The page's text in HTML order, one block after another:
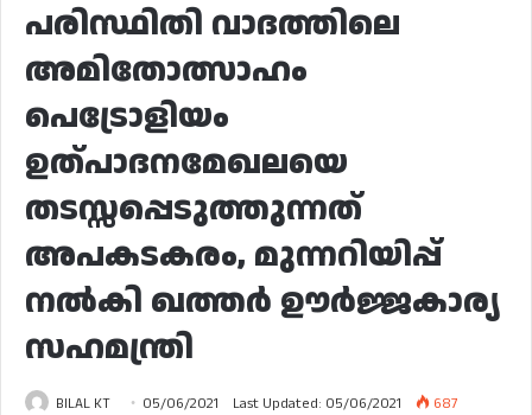
പരിസ്ഥിതി വാദത്തിലെ
അമിതോത്സാഹം
പെട്രോളിയം
ഉത്പാദനമേഖലയെ
തടസ്സപ്പെടുത്തുന്നത്
അപകടകരം, മുന്നറിയിപ്പ്
നൽകി ഖത്തർ ഊർജ്ജകാര്യ
സഹമന്ത്രി
BILAL KT 05/06/2021 Last Updated: 05/06/2021
687